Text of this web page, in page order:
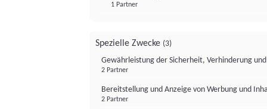
1 Partner
Spezielle Zwecke (3)
Gewährleistung der Sicherheit, Verhinderung
2 Partner
Bereitstellung und Anzeige von Werbung und
2 Partner